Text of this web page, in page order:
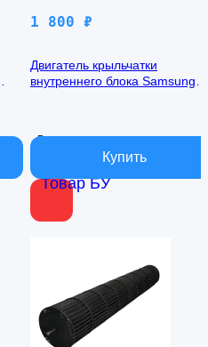
Товар БУ
1 800 ₽
Двигатель крыльчатки
внутреннего блока Samsung
В наличии